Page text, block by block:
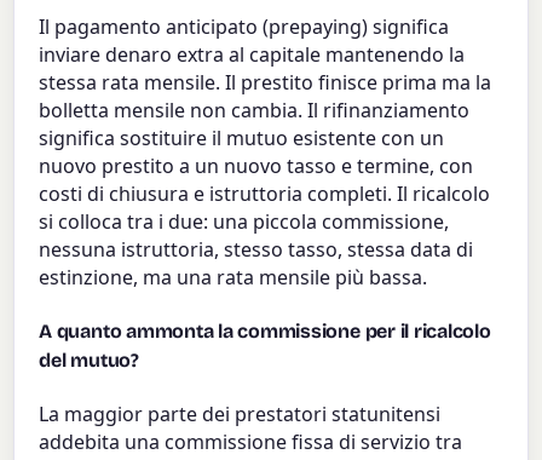
Il pagamento anticipato (prepaying) significa
inviare denaro extra al capitale mantenendo la
stessa rata mensile. Il prestito finisce prima ma la
bolletta mensile non cambia. Il rifinanziamento
significa sostituire il mutuo esistente con un
nuovo prestito a un nuovo tasso e termine, con
costi di chiusura e istruttoria completi. Il ricalcolo
si colloca tra i due: una piccola commissione,
nessuna istruttoria, stesso tasso, stessa data di
estinzione, ma una rata mensile più bassa.
A quanto ammonta la commissione per il ricalcolo
del mutuo?
La maggior parte dei prestatori statunitensi
addebita una commissione fissa di servizio tra